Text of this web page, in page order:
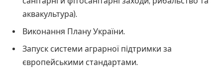
аквакультура).
Виконання Плану України.
Запуск системи аграрної підтримки за
європейськими стандартами.